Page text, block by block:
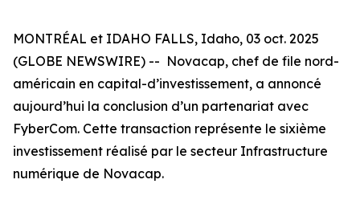
MONTRÉAL et IDAHO FALLS, Idaho, 03 oct. 2025
(GLOBE NEWSWIRE) -- Novacap, chef de file nord-
américain en capital-d’investissement, a annoncé
aujourd’hui la conclusion d’un partenariat avec
FyberCom. Cette transaction représente le sixième
investissement réalisé par le secteur Infrastructure
numérique de Novacap.